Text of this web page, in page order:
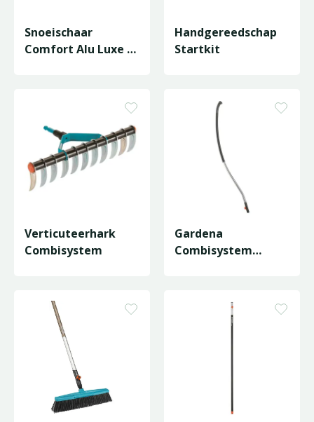
Snoeischaar
Comfort Alu Luxe -
Handgereedschap
Startkit
Verticuteerhark
Combisystem
Gardena
Combisystem